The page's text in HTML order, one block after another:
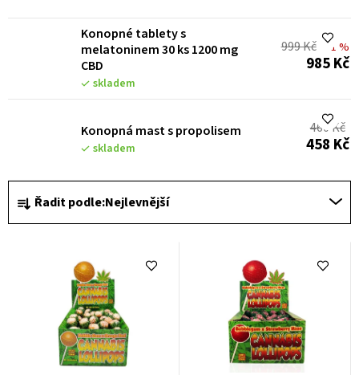
Konopné tablety s
melatoninem 30 ks 1200 mg
CBD
skladem
999 Kč –1 %
985 Kč
Konopná mast s propolisem
skladem
460 Kč
458 Kč
Ř
a
Řadit podle:Nejlevnější
u
ů